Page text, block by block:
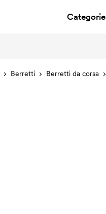
Categorie
Berretti Berretti da corsa